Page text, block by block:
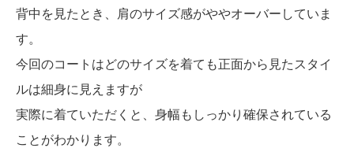
背中を見たとき、肩のサイズ感がややオーバーしていま
す。
今回のコートはどのサイズを着ても正面から見たスタイ
ルは細身に見えますが
実際に着ていただくと、身幅もしっかり確保されている
ことがわかります。